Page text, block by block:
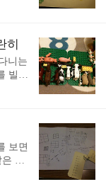
산
서유
읽
서
머
표현
히
니는
빌려
놀
만
에는
터
이면
보면
크
하